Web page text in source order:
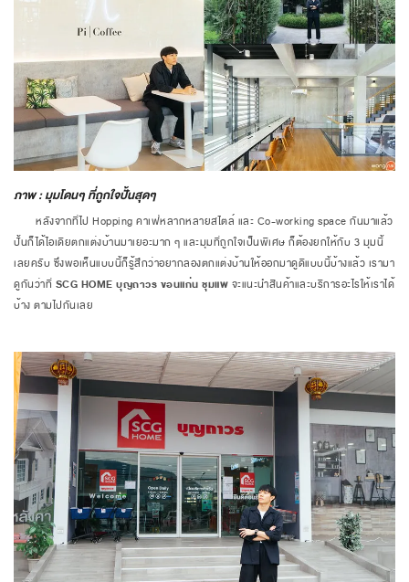
ภาพ : มุมโดนๆ ที่ถูกใจปั้นสุดๆ
หลังจากที่ไป Hopping คาเฟ่หลากหลายสไตล์ และ Co-working space กันมาแล้ว
ปั้นก็ได้ไอเดียตกแต่งบ้านมาเยอะมาก ๆ และมุมที่ถูกใจเป็นพิเศษ ก็ต้องยกให้กับ 3 มุมนี้
เลยครับ ซึ่งพอเห็นแบบนี้ก็รู้สึกว่าอยากลองตกแต่งบ้านให้ออกมาดูดีแบบนี้บ้างแล้ว เรามา
ดูกันว่าที่ SCG HOME บุญถาวร ขอนแก่น ชุมแพ จะแนะนำสินค้าและบริการอะไรให้เราได้
บ้าง ตามไปกันเลย